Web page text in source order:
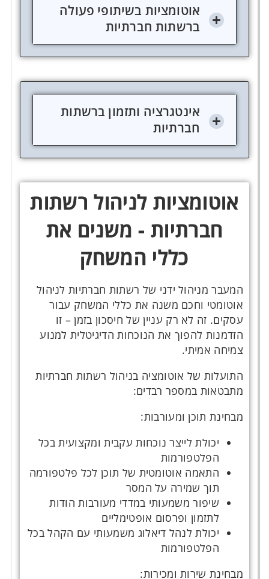
אוטומציות בשיתופי פעולה
ברשתות חברתיות
אינטגרציה ותזמון ברשתות
חברתיות
אוטומציות לניהול רשתות
חברתיות - משנים את
כללי המשחק
המעבר מניהול ידני של רשתות חברתיות לניהול
אוטומטי וחכם משנה את כללי המשחק עבור
עסקים. זה לא רק עניין של חיסכון בזמן – זו
הזדמנות להפוך את הנוכחות הדיגיטלית למנוע
צמיחה אמיתי.
התועלות של אוטומציה בניהול רשתות חברתיות
מתבטאות במספר רבדים:
מבחינת תוכן ומעורבות:
יכולת לייצר נוכחות עקבית ומקצועית בכל
הפלטפורמות
התאמה אוטומטית של תוכן לכל פלטפורמה
תוך שמירה על המסר
שיפור משמעותי במדדי מעורבות הודות
לתזמון ופרסום אופטימליים
יכולת לנהל דיאלוג משמעותי עם הקהל בכל
הפלטפורמות
מבחינת שירות ומכירות: